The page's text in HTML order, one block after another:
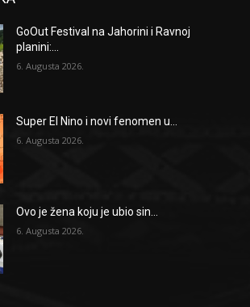
GoOut Festival na Jahorini i Ravnoj
planini:...
6. Augusta 2026.
Super El Nino i novi fenomen u...
6. Augusta 2026.
Ovo je žena koju je ubio sin...
6. Augusta 2026.